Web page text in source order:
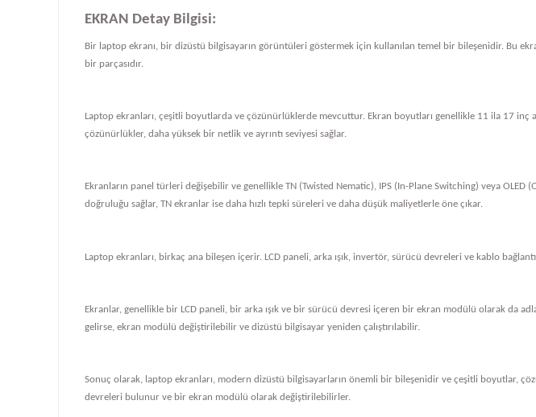
EKRAN Detay Bilgisi:
Bir laptop ekranı, bir dizüstü bilgisayarın görüntüleri göstermek için kullanılan temel bir bileşenidir. Bu
bir parçasıdır.
Laptop ekranları, çeşitli boyutlarda ve çözünürlüklerde mevcuttur. Ekran boyutları genellikle 11 ila 17
çözünürlükler, daha yüksek bir netlik ve ayrıntı seviyesi sağlar.
Ekranların panel türleri değişebilir ve genellikle TN (Twisted Nematic), IPS (In-Plane Switching) veya
doğruluğu sağlar, TN ekranlar ise daha hızlı tepki süreleri ve daha düşük maliyetlerle öne çıkar.
Laptop ekranları, birkaç ana bileşen içerir. LCD paneli, arka ışık, invertör, sürücü devreleri ve kablo
Ekranlar, genellikle bir LCD paneli, bir arka ışık ve bir sürücü devresi içeren bir ekran modülü olarak da
gelirse, ekran modülü değiştirilebilir ve dizüstü bilgisayar yeniden çalıştırılabilir.
Sonuç olarak, laptop ekranları, modern dizüstü bilgisayarların önemli bir bileşenidir ve çeşitli boyutlar,
devreleri bulunur ve bir ekran modülü olarak değiştirilebilirler.